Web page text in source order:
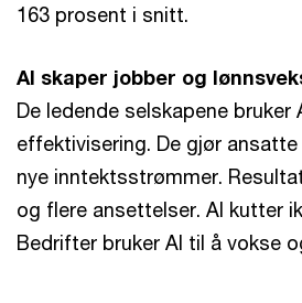
163 prosent i snitt.
AI skaper jobber og
De ledende selskapene bruker
effektivisering. De gjør
nye inntektsstrømmer.
og flere ansettelser. AI kutter
Bedrifter bruker AI til å vokse